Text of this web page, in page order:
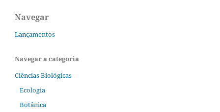
Navegar
Lançamentos
Navegar a categoria
Ciências Biológicas
Ecologia
Botânica